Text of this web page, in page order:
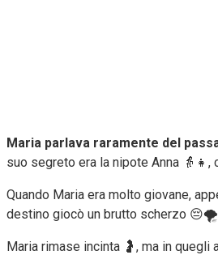
Maria parlava raramente del
suo segreto era la nipote Anna 👵👧,
Quando Maria era molto giovane,
destino giocò un brutto scherzo
Maria rimase incinta 🤰, ma in